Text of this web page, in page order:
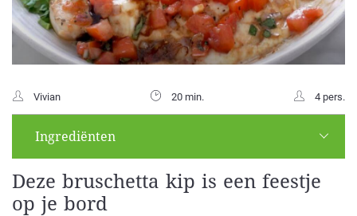
Vivian 20 min. 4 pers.
Ingrediënten
Deze bruschetta kip is een feestje
op je bord